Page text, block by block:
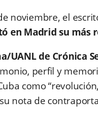
noviembre, el
en Madrid su más
UANL de Crónica
perfil y
como
nota de